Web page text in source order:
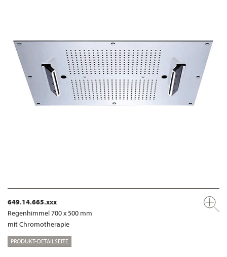
649.14.665.xxx
Regenhimmel 700 x 500 mm
mit Chromotherapie
PRODUKT-DETAILSEITE